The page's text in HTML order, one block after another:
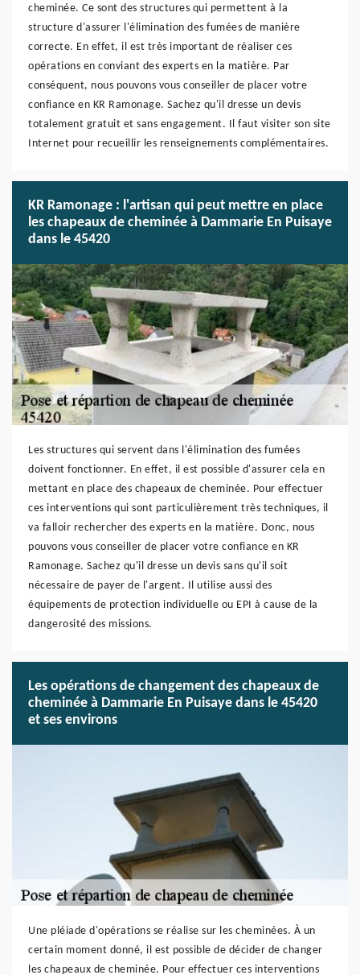
cheminée. Ce sont des structures qui permettent à la
structure d'assurer l'élimination des fumées de manière
correcte. En effet, il est très important de réaliser ces
opérations en conviant des experts en la matière. Par
conséquent, nous pouvons vous conseiller de placer votre
confiance en KR Ramonage. Sachez qu'il dresse un devis
totalement gratuit et sans engagement. Il faut visiter son site
Internet pour recueillir les renseignements complémentaires.
KR Ramonage : l'artisan qui peut mettre en place
les chapeaux de cheminée à Dammarie En Puisaye
dans le 45420
Les structures qui servent dans l'élimination des fumées
doivent fonctionner. En effet, il est possible d'assurer cela en
mettant en place des chapeaux de cheminée. Pour effectuer
ces interventions qui sont particulièrement très techniques, il
va falloir rechercher des experts en la matière. Donc, nous
pouvons vous conseiller de placer votre confiance en KR
Ramonage. Sachez qu'il dresse un devis sans qu'il soit
nécessaire de payer de l'argent. Il utilise aussi des
équipements de protection individuelle ou EPI à cause de la
dangerosité des missions.
Les opérations de changement des chapeaux de
cheminée à Dammarie En Puisaye dans le 45420
et ses environs
Une pléiade d'opérations se réalise sur les cheminées. À un
certain moment donné, il est possible de décider de changer
les chapeaux de cheminée. Pour effectuer ces interventions